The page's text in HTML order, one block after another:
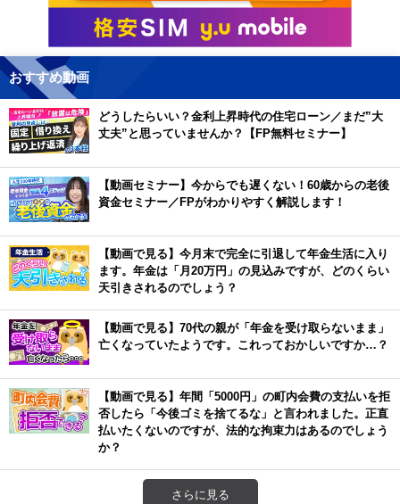
おすすめ動画
どうしたらいい？金利上昇時代の住宅ローン／まだ”大
丈夫”と思っていませんか？【FP無料セミナー】
【動画セミナー】今からでも遅くない！60歳からの老後
資金セミナー／FPがわかりやすく解説します！
【動画で見る】今月末で完全に引退して年金生活に入り
ます。年金は「月20万円」の見込みですが、どのくらい
天引きされるのでしょう？
【動画で見る】70代の親が「年金を受け取らないまま」
亡くなっていたようです。これっておかしいですか…？
【動画で見る】年間「5000円」の町内会費の支払いを拒
否したら「今後ゴミを捨てるな」と言われました。正直
払いたくないのですが、法的な拘束力はあるのでしょう
か？
さらに見る